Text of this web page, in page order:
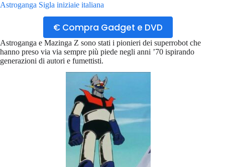
Astroganga Sigla iniziaie italiana
€ Compra Gadget e DVD
Astroganga e Mazinga Z sono stati i pionieri dei superrobot che
hanno preso via via sempre più piede negli anni ’70 ispirando
generazioni di autori e fumettisti.